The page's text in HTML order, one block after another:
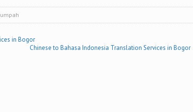
in Bogor
Chinese to Bahasa Indonesia Translation Services in Bogor